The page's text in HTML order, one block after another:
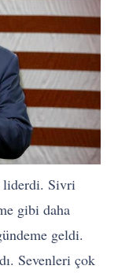
liderdi. Sivri
gibi daha
geldi.
Sevenleri çok